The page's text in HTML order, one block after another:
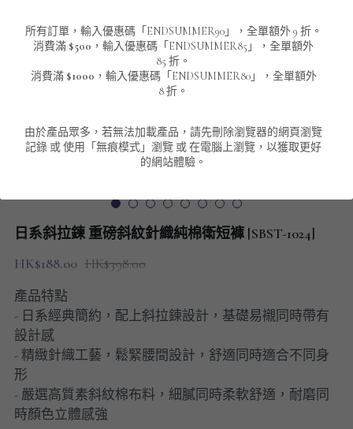
重磅純色短袖 T-SHIRT 系列
重磅純色 衛衣 系列
長袖恤衫
男裝 T-Shirt
長袖 T-SHIRT
短袖 POLO T-Shirt
針織外套
棒球外套
夾棉外套
男裝衛衣
連帽衛衣
九分褲
包袋
About Us
搜索
日系斜拉鍊 重磅斜紋針織純棉衛短褲 [SBST-1024]
HK$188.00 HK$398.00
產品特點
- 日系經典簡約，配上斜拉鍊設計，基礎易襯同時帶有
設計感
- 精緻針織工藝，鬆緊腰間設計，舒適同時適合不同身
形
- 嚴選高質素斜紋棉布料，細膩同時柔軟舒適，耐磨同
時顏色立體感強
連帽衛衣
針織外套
男裝長袖T-SHIRT
HOT ITEMS
NEW ARRIVALS
所有訂單，輸入優惠碼「ENDSUMMER90」，全單額外 9 折。
消費滿 $500 ，輸入優惠碼「ENDSUMMER85」，全單額外
85 折。
消費滿 $1000 ，輸入優惠碼「ENDSUMMER80」，全單額外
8 折。
由於產品眾多，若無法加載產品，請先刪除瀏覽器的網頁瀏覽
記錄 或 使用「無痕模式」瀏覽 或 在電腦上瀏覽，以獲取更好
的網站體驗。